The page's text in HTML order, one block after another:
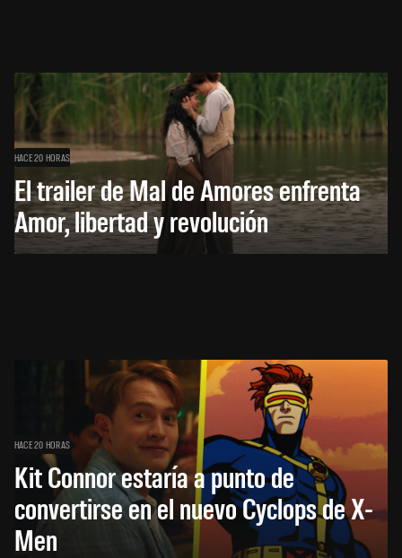
HACE 20 HORAS
El trailer de Mal de Amores enfrenta
Amor, libertad y revolución
HACE 20 HORAS
Kit Connor estaría a punto de
convertirse en el nuevo Cyclops de X-
Men